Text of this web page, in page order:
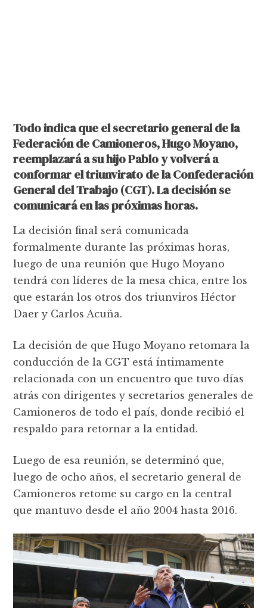
Todo indica que el secretario general de la
Federación de Camioneros, Hugo Moyano,
reemplazará a su hijo Pablo y volverá a
conformar el triunvirato de la Confederación
General del Trabajo (CGT). La decisión se
comunicará en las próximas horas.
La decisión final será comunicada
formalmente durante las próximas horas,
luego de una reunión que Hugo Moyano
tendrá con líderes de la mesa chica, entre los
que estarán los otros dos triunviros Héctor
Daer y Carlos Acuña.
La decisión de que Hugo Moyano retomara la
conducción de la CGT está íntimamente
relacionada con un encuentro que tuvo días
atrás con dirigentes y secretarios generales de
Camioneros de todo el país, donde recibió el
respaldo para retornar a la entidad.
Luego de esa reunión, se determinó que,
luego de ocho años, el secretario general de
Camioneros retome su cargo en la central
que mantuvo desde el año 2004 hasta 2016.